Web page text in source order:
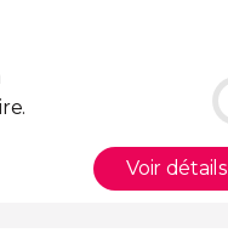
Voir détails